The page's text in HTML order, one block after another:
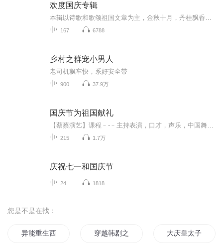
欢度国庆专辑
167 6788
乡村之群宠小男人
老司机飙车快，系好安全带
900 37.9万
国庆节为祖国献礼
215 1.7万
庆祝七一和国庆节
24 1818
您是不是在找：
异能重生西门庆 穿越韩剧之崔泰旻日记 大庆皇太子